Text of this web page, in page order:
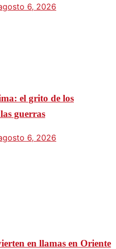
6, 2026
el grito de los
guerras
6, 2026
en llamas en Oriente